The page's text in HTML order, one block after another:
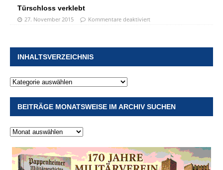
Türschloss verklebt
27. November 2015 Kommentare deaktiviert
INHALTSVERZEICHNIS
BEITRÄGE MONATSWEISE IM ARCHIV SUCHEN